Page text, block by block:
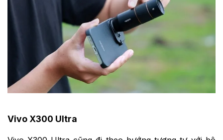
Vivo X300 Ultra